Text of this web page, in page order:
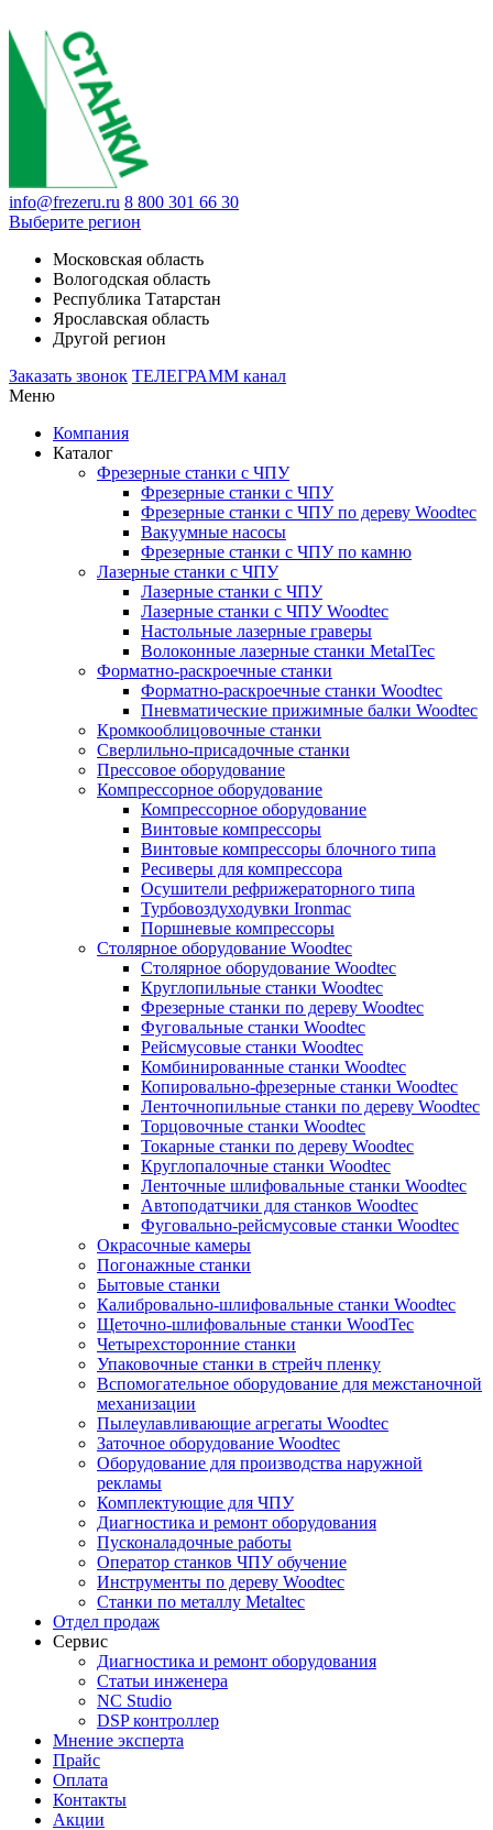
info@frezeru.ru 8 800 301 66 30
Выберите регион
Московская область
Вологодская область
Республика Татарстан
Ярославская область
Другой регион
Заказать звонок ТЕЛЕГРАММ канал
Меню
Компания
Каталог
Фрезерные станки с ЧПУ
Фрезерные станки с ЧПУ
Фрезерные станки с ЧПУ по дереву Woodtec
Вакуумные насосы
Фрезерные станки с ЧПУ по камню
Лазерные станки с ЧПУ
Лазерные станки с ЧПУ
Лазерные станки с ЧПУ Woodtec
Настольные лазерные граверы
Волоконные лазерные станки MetalTec
Форматно-раскроечные станки
Форматно-раскроечные станки Woodtec
Пневматические прижимные балки Woodtec
Кромкооблицовочные станки
Сверлильно-присадочные станки
Прессовое оборудование
Компрессорное оборудование
Компрессорное оборудование
Винтовые компрессоры
Винтовые компрессоры блочного типа
Ресиверы для компрессора
Осушители рефрижераторного типа
Турбовоздуходувки Ironmac
Поршневые компрессоры
Столярное оборудование Woodtec
Столярное оборудование Woodtec
Круглопильные станки Woodtec
Фрезерные станки по дереву Woodtec
Фуговальные станки Woodtec
Рейсмусовые станки Woodtec
Комбинированные станки Woodtec
Копировально-фрезерные станки Woodtec
Ленточнопильные станки по дереву Woodtec
Торцовочные станки Woodtec
Токарные станки по дереву Woodtec
Круглопалочные станки Woodtec
Ленточные шлифовальные станки Woodtec
Автоподатчики для станков Woodtec
Фуговально-рейсмусовые станки Woodtec
Окрасочные камеры
Погонажные станки
Бытовые станки
Калибровально-шлифовальные станки Woodtec
Щеточно-шлифовальные станки WoodTec
Четырехсторонние станки
Упаковочные станки в стрейч пленку
Вспомогательное оборудование для межстаночной
механизации
Пылеулавливающие агрегаты Woodtec
Заточное оборудование Woodtec
Оборудование для производства наружной
рекламы
Комплектующие для ЧПУ
Диагностика и ремонт оборудования
Пусконаладочные работы
Оператор станков ЧПУ обучение
Инструменты по дереву Woodtec
Станки по металлу Metaltec
Отдел продаж
Сервис
Диагностика и ремонт оборудования
Статьи инженера
NC Studio
DSP контроллер
Мнение эксперта
Прайс
Оплата
Контакты
Акции